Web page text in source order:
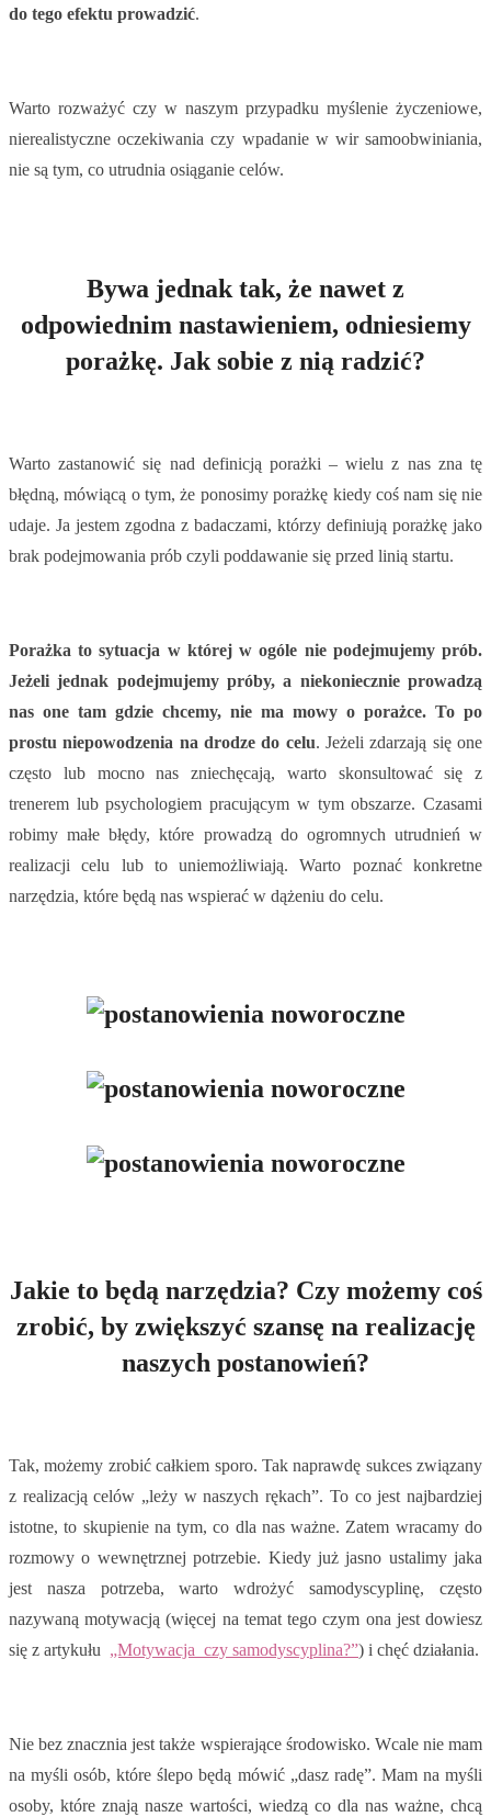
do tego efektu prowadzić.
Warto rozważyć czy w naszym przypadku myślenie życzeniowe,
nierealistyczne oczekiwania czy wpadanie w wir samoobwiniania,
nie są tym, co utrudnia osiąganie celów.
Bywa jednak tak, że nawet z
odpowiednim nastawieniem, odniesiemy
porażkę. Jak sobie z nią radzić?
Warto zastanowić się nad definicją porażki – wielu z nas zna tę
błędną, mówiącą o tym, że ponosimy porażkę kiedy coś nam się nie
udaje. Ja jestem zgodna z badaczami, którzy definiują porażkę jako
brak podejmowania prób czyli poddawanie się przed linią startu.
Porażka to sytuacja w której w ogóle nie podejmujemy prób.
Jeżeli jednak podejmujemy próby, a niekoniecznie prowadzą
nas one tam gdzie chcemy, nie ma mowy o porażce. To po
prostu niepowodzenia na drodze do celu. Jeżeli zdarzają się one
często lub mocno nas zniechęcają, warto skonsultować się z
trenerem lub psychologiem pracującym w tym obszarze. Czasami
robimy małe błędy, które prowadzą do ogromnych utrudnień w
realizacji celu lub to uniemożliwiają. Warto poznać konkretne
narzędzia, które będą nas wspierać w dążeniu do celu.
Jakie to będą narzędzia? Czy możemy coś
zrobić, by zwiększyć szansę na realizację
naszych postanowień?
Tak, możemy zrobić całkiem sporo. Tak naprawdę sukces związany
z realizacją celów „leży w naszych rękach”. To co jest najbardziej
istotne, to skupienie na tym, co dla nas ważne. Zatem wracamy do
rozmowy o wewnętrznej potrzebie. Kiedy już jasno ustalimy jaka
jest nasza potrzeba, warto wdrożyć samodyscyplinę, często
nazywaną motywacją (więcej na temat tego czym ona jest dowiesz
się z artykułu „Motywacja czy samodyscyplina?”) i chęć działania.
Nie bez znacznia jest także wspierające środowisko. Wcale nie mam
na myśli osób, które ślepo będą mówić „dasz radę”. Mam na myśli
osoby, które znają nasze wartości, wiedzą co dla nas ważne, chcą